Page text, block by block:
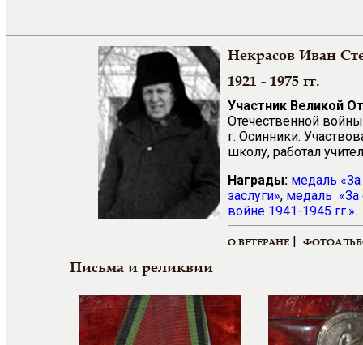
Некрасов Иван
1921 - 1975 гг.
Участник Великой
Отечественной
г. Осинники.
школу, работал
Награды: медаль «
заслуги», медаль «За
войне 1941-1945 гг.».
О ВЕТЕРАНЕ |
Письма и реликвии